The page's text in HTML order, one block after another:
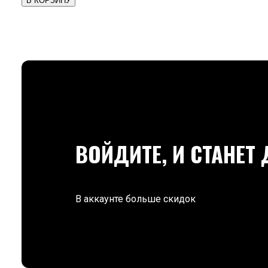
ВОЙДИТЕ, И СТАНЕТ
В аккаунте больше скидок